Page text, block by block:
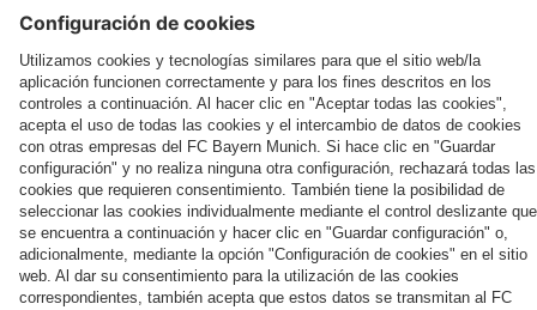
ESTO LE PUEDE INTERESAR
TIENDA
ONLINE
¡Disponible
la nueva
primera
equipación
para la
2025/26!
OFERTA
VENTILADOR
FC Bayern
Múnich
Tarjetas de
autógrafos
AFICIÓN
Clubs
de fans
MYFCBAYERN
Descubre tu
espacio
personal para
fans
Colaborador